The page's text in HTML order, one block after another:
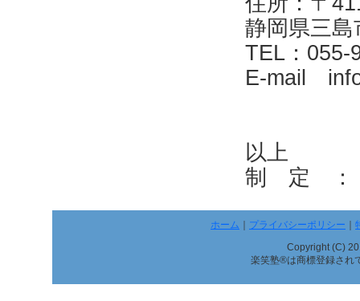
静岡県三島
TEL：055-
E-mail
以上
制 定 ：
ホーム プライバシーポリシー
Copyright (C)
楽笑塾®は商標登録され